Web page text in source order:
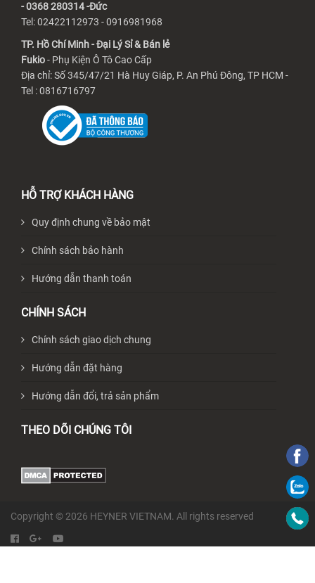
- 0368 280314 -Đức
Tel: 02422112973 - 0916981968
TP. Hồ Chí Minh - Đại Lý Sỉ & Bán lẻ
Fukio- Phụ Kiện Ô Tô Cao Cấp
Địa chỉ: Số 345/47/21 Hà Huy Giáp, P. An Phú Đông, TP HCM -
Tel : 0816716797
HỖ TRỢ KHÁCH HÀNG
Quy định chung về bảo mật
Chính sách bảo hành
Hướng dẫn thanh toán
CHÍNH SÁCH
Chính sách giao dịch chung
Hướng dẫn đặt hàng
Hướng dẫn đổi, trả sản phẩm
THEO DÕI CHÚNG TÔI
Copyright © 2026 HEYNER VIETNAM. All rights reserved